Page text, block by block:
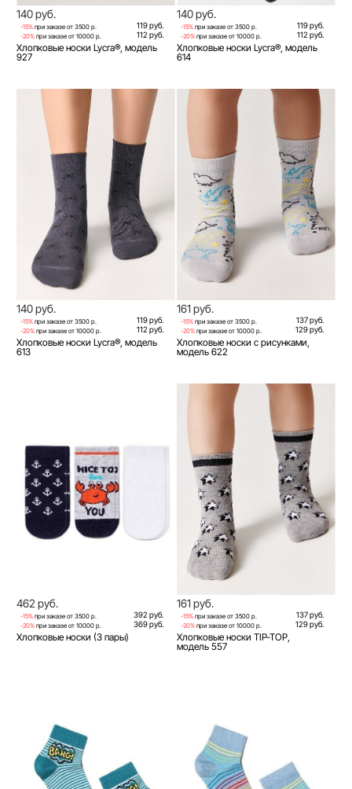
140 руб.
-15% при заказе от 3500 р. 119 руб.
-20% при заказе от 10000 р. 112 руб.
Хлопковые носки Lycra®, модель
927
140 руб.
-15% при заказе от 3500 р. 119 руб.
-20% при заказе от 10000 р. 112 руб.
Хлопковые носки Lycra®, модель
614
140 руб.
-15% при заказе от 3500 р. 119 руб.
-20% при заказе от 10000 р. 112 руб.
Хлопковые носки Lycra®, модель
613
161 руб.
-15% при заказе от 3500 р. 137 руб.
-20% при заказе от 10000 р. 129 руб.
Хлопковые носки с рисунками,
модель 622
462 руб.
-15% при заказе от 3500 р. 392 руб.
-20% при заказе от 10000 р. 369 руб.
Хлопковые носки (3 пары)
161 руб.
-15% при заказе от 3500 р. 137 руб.
-20% при заказе от 10000 р. 129 руб.
Хлопковые носки TIP-TOP,
модель 557